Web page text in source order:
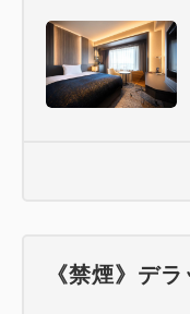
《禁煙》デ